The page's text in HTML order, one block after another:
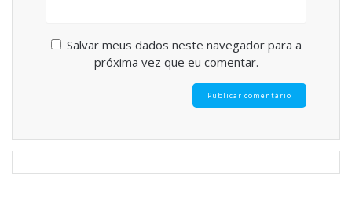
Salvar meus dados neste navegador para a
próxima vez que eu comentar.